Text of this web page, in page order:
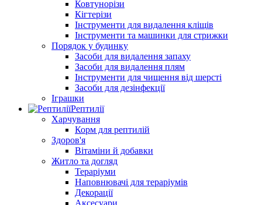
Ковтунорізи
Кігтерізи
Інструменти для видалення кліщів
Інструменти та машинки для стрижки
Порядок у будинку
Засоби для видалення запаху
Засоби для видалення плям
Інструменти для чищення від шерсті
Засоби для дезінфекції
Іграшки
Рептилії
Харчування
Корм для рептилій
Здоров'я
Вітаміни й добавки
Житло та догляд
Тераріуми
Наповнювачі для тераріумів
Декорації